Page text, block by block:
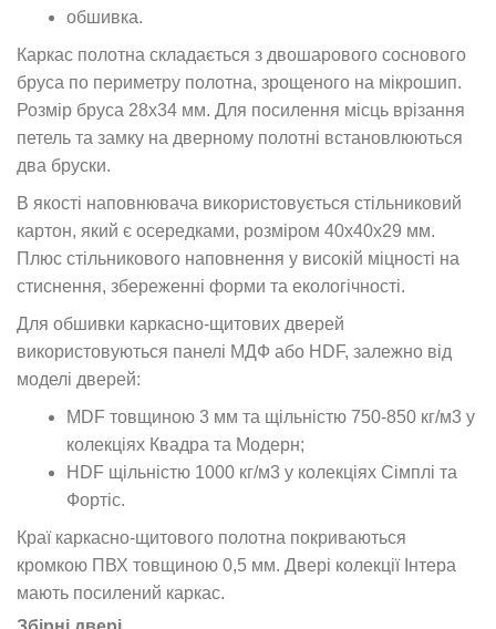
обшивка.
Каркас полотна складається з двошарового соснового
бруса по периметру полотна, зрощеного на мікрошип.
Розмір бруса 28х34 мм. Для посилення місць врізання
петель та замку на дверному полотні встановлюються
два бруски.
В якості наповнювача використовується стільниковий
картон, який є осередками, розміром 40х40х29 мм.
Плюс стільникового наповнення у високій міцності на
стиснення, збереженні форми та екологічності.
Для обшивки каркасно-щитових дверей
використовуються панелі МДФ або HDF, залежно від
моделі дверей:
MDF товщиною 3 мм та щільністю 750-850 кг/м3 у
колекціях Квадра та Модерн;
HDF щільністю 1000 кг/м3 у колекціях Сімплі та
Фортіс.
Краї каркасно-щитового полотна покриваються
кромкою ПВХ товщиною 0,5 мм. Двері колекції Інтера
мають посилений каркас.